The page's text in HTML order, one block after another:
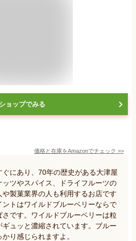
ショップでみる
価格と在庫をAmazonでチェック >>
にあり、70年の歴史がある大津屋
ツやスパイス、ドライフルーツの
製菓業界の人も利用するお店です
ントはワイルドブルーベリーならで
です。ワイルドブルーベリーは粒
ュッと濃縮されています。ブルー
り感じられますよ。